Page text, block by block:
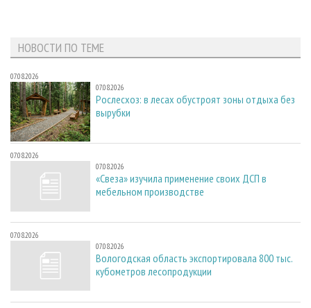
НОВОСТИ ПО ТЕМЕ
07.08.2026
07.08.2026
Рослесхоз: в лесах обустроят зоны отдыха без
вырубки
07.08.2026
07.08.2026
«Свеза» изучила применение своих ДСП в
мебельном производстве
07.08.2026
07.08.2026
Вологодская область экспортировала 800 тыс.
кубометров лесопродукции